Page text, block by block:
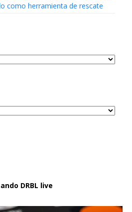
como herramienta de rescate
DRBL live